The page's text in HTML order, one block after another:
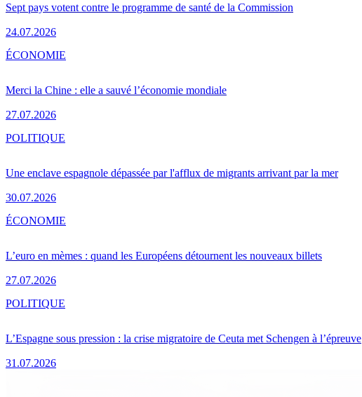
Sept pays votent contre le programme de santé de la Commission
24.07.2026
Merci la Chine : elle a sauvé l’économie mondiale
27.07.2026
ÉCONOMIE
Une enclave espagnole dépassée par l'afflux de migrants arrivant par la mer
30.07.2026
POLITIQUE
L’euro en mèmes : quand les Européens détournent les nouveaux billets
27.07.2026
ÉCONOMIE
L’Espagne sous pression : la crise migratoire de Ceuta met Schengen à l’épreuve
31.07.2026
POLITIQUE